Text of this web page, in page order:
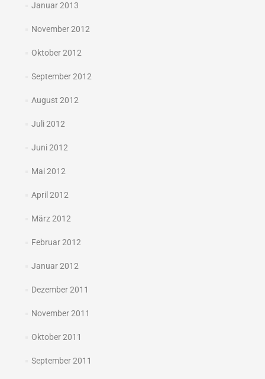
Januar 2013
November 2012
Oktober 2012
September 2012
August 2012
Juli 2012
Juni 2012
Mai 2012
April 2012
März 2012
Februar 2012
Januar 2012
Dezember 2011
November 2011
Oktober 2011
September 2011